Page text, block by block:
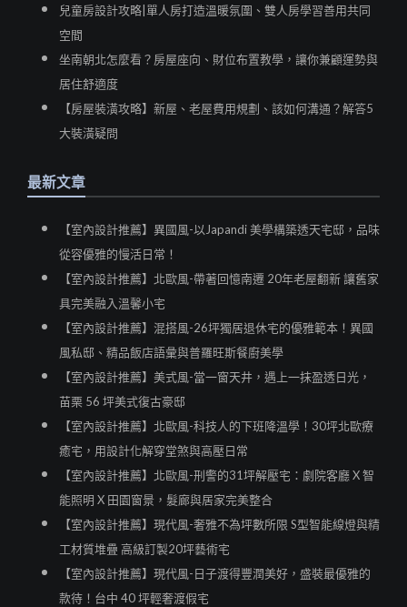
兒童房設計攻略|單人房打造溫暖氛圍、雙人房學習善用共同
空間
坐南朝北怎麼看？房屋座向、財位布置教學，讓你兼顧運勢與
居住舒適度
【房屋裝潢攻略】新屋、老屋費用規劃、該如何溝通？解答5
大裝潢疑問
最新文章
【室內設計推薦】異國風-以Japandi 美學構築透天宅邸，品味
從容優雅的慢活日常！
【室內設計推薦】北歐風-帶著回憶南遷 20年老屋翻新 讓舊家
具完美融入溫馨小宅
【室內設計推薦】混搭風-26坪獨居退休宅的優雅範本！異國
風私邸、精品飯店語彙與普羅旺斯餐廚美學
【室內設計推薦】美式風-當一窗天井，遇上一抹盈透日光，
苗栗 56 坪美式復古豪邸
【室內設計推薦】北歐風-科技人的下班降溫學！30坪北歐療
癒宅，用設計化解穿堂煞與高壓日常
【室內設計推薦】北歐風-刑警的31坪解壓宅：劇院客廳 X 智
能照明 X 田園窗景，髮廊與居家完美整合
【室內設計推薦】現代風-奢雅不為坪數所限 S型智能線燈與精
工材質堆疊 高級訂製20坪藝術宅
【室內設計推薦】現代風-日子渡得豐潤美好，盛裝最優雅的
款待！台中 40 坪輕奢渡假宅